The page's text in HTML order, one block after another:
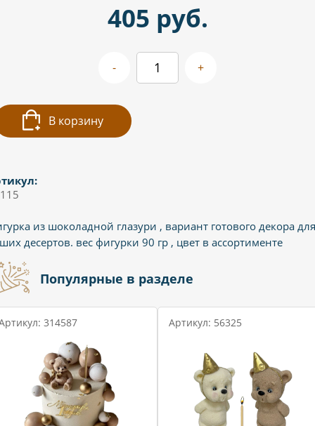
405 руб.
- +
В корзину
из шоколадной глазури , вариант готового декора для
десертов. вес фигурки 90 гр , цвет в ассортименте
Популярные в разделе
314587 Артикул: 56325